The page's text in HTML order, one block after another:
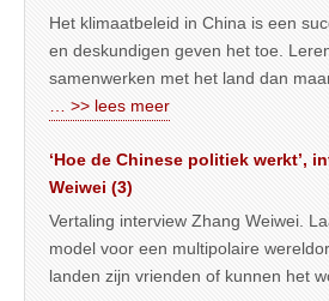
Het klimaatbeleid in China is een
en deskundigen geven het toe.
samenwerken met het land dan
… >> lees meer
‘Hoe de Chinese politiek werkt’,
Weiwei (3)
Vertaling interview Zhang Weiwei.
model voor een multipolaire
landen zijn vrienden of kunnen het